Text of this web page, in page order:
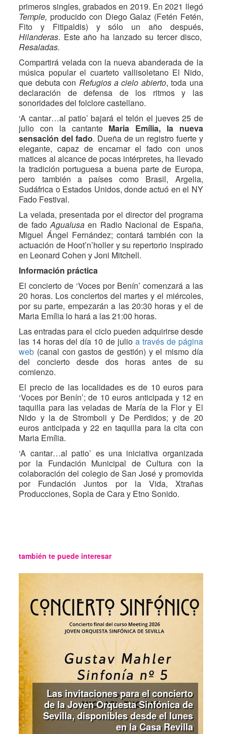
primeros singles, grabados en 2019. En 2021 llegó
Temple, producido con Diego Galaz (Fetén Fetén,
Fito y Fitipaldis) y sólo un año después,
Hilanderas. Este año ha lanzado su tercer disco,
Resaladas.
Compartirá velada con la nueva abanderada de la
música popular el cuarteto vallisoletano El Nido,
que debuta con Refugios a cielo abierto, toda una
declaración de defensa de los ritmos y las
sonoridades del folclore castellano.
‘A cantar…al patio’ bajará el telón el jueves 25 de
julio con la cantante Maria Emília, la nueva
sensación del fado. Dueña de un registro fuerte y
elegante, capaz de encarnar el fado con unos
matices al alcance de pocas intérpretes, ha llevado
la tradición portuguesa a buena parte de Europa,
pero también a países como Brasil, Argelia,
Sudáfrica o Estados Unidos, donde actuó en el NY
Fado Festival.
La velada, presentada por el director del programa
de fadoAgualusa en Radio Nacional de España,
Miguel Ángel Fernández; contará también con la
actuación de Hoot’n’holler y su repertorio inspirado
en Leonard Cohen y Joni Mitchell.
Información práctica
El concierto de ‘Voces por Benín’ comenzará a las
20 horas. Los conciertos del martes y el miércoles,
por su parte, empezarán a las 20:30 horas y el de
Maria Emília lo hará a las 21:00 horas.
Las entradas para el ciclo pueden adquirirse desde
las 14 horas del día 10 de julio a través de página
web (canal con gastos de gestión) y el mismo día
del concierto desde dos horas antes de su
comienzo.
El precio de las localidades es de 10 euros para
‘Voces por Benín’; de 10 euros anticipada y 12 en
taquilla para las veladas de María de la Flor y El
Nido y la de Stromboli y De Perdidos; y de 20
euros anticipada y 22 en taquilla para la cita con
Maria Emília.
‘A cantar…al patio’ es una iniciativa organizada
por la Fundación Municipal de Cultura con la
colaboración del colegio de San José y promovida
por Fundación Juntos por la Vida, Xtrañas
Producciones, Sopla de Cara y Etno Sonido.
también te puede interesar
Las invitaciones para el concierto
de la Joven Orquesta Sinfónica de
Sevilla, disponibles desde el lunes
en la Casa Revilla